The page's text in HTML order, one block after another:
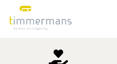
inhoud